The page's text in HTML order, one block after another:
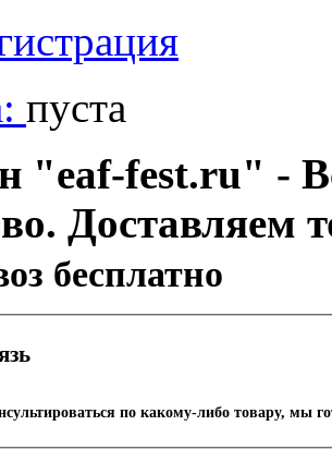
пуста
"eaf-fest.ru" -
Доставляем
бесплатно
по какому-либо товару, мы